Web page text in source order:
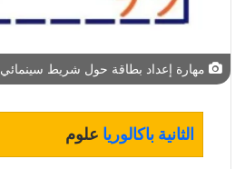
مهارة إعداد بطاقة حول شريط سينمائي
الثانية باكالوريا علوم